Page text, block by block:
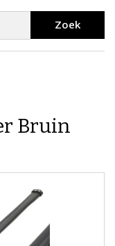
Zoek
Bruin